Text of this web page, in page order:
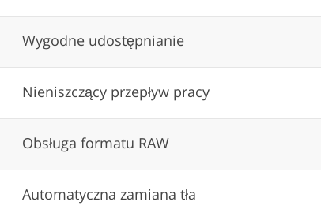
Wygodne udostępnianie
Nieniszczący przepływ pracy
Obsługa formatu RAW
Automatyczna zamiana tła